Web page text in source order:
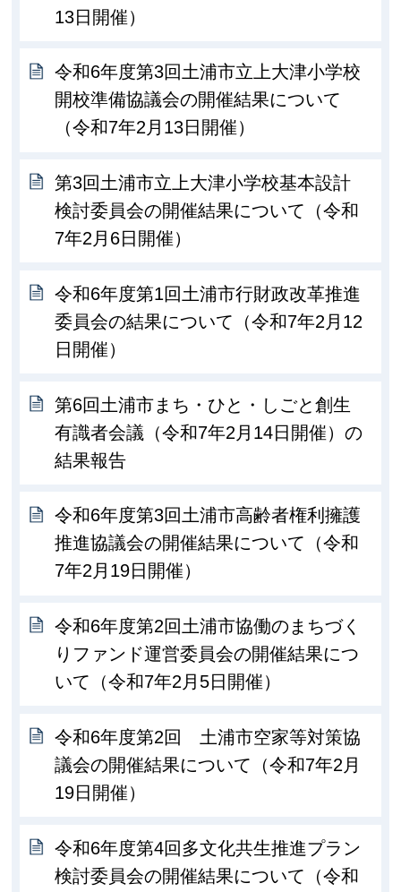
13日開催）
令和6年度第3回土浦市立上大津小学校
開校準備協議会の開催結果について
（令和7年2月13日開催）
第3回土浦市立上大津小学校基本設計
検討委員会の開催結果について（令和
7年2月6日開催）
令和6年度第1回土浦市行財政改革推進
委員会の結果について（令和7年2月12
日開催）
第6回土浦市まち・ひと・しごと創生
有識者会議（令和7年2月14日開催）の
結果報告
令和6年度第3回土浦市高齢者権利擁護
推進協議会の開催結果について（令和
7年2月19日開催）
令和6年度第2回土浦市協働のまちづく
りファンド運営委員会の開催結果につ
いて（令和7年2月5日開催）
令和6年度第2回 土浦市空家等対策協
議会の開催結果について（令和7年2月
19日開催）
令和6年度第4回多文化共生推進プラン
検討委員会の開催結果について（令和